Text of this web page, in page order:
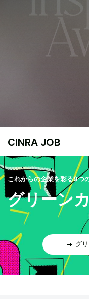
CINRA JOB
これからの企業を彩る9つ
グリーン
グ